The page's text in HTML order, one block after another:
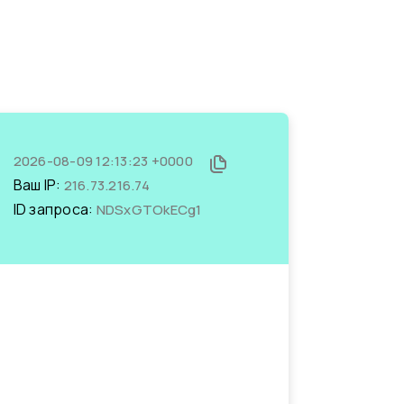
2026-08-09 12:13:23 +0000
Ваш IP: 216.73.216.74
ID запроса: NDSxGTOkECg1